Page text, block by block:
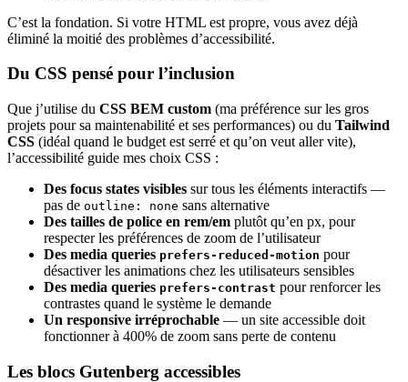
C’est la fondation. Si votre HTML est propre, vous avez déjà
éliminé la moitié des problèmes d’accessibilité.
Du CSS pensé pour l’inclusion
Que j’utilise du CSS BEM custom (ma préférence sur les gros
projets pour sa maintenabilité et ses performances) ou du Tailwind
CSS (idéal quand le budget est serré et qu’on veut aller vite),
l’accessibilité guide mes choix CSS :
Des focus states visibles sur tous les éléments interactifs —
pas de outline: none sans alternative
Des tailles de police en rem/em plutôt qu’en px, pour
respecter les préférences de zoom de l’utilisateur
Des media queries prefers-reduced-motion pour
désactiver les animations chez les utilisateurs sensibles
Des media queries prefers-contrast pour renforcer les
contrastes quand le système le demande
Un responsive irréprochable — un site accessible doit
fonctionner à 400% de zoom sans perte de contenu
Les blocs Gutenberg accessibles